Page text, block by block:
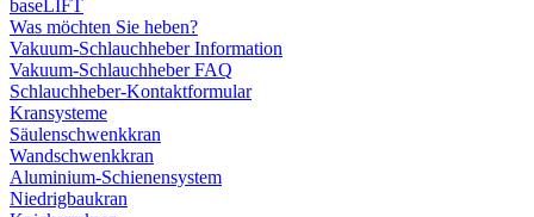
baseLIFT
Was möchten Sie heben?
Vakuum-Schlauchheber Information
Vakuum-Schlauchheber FAQ
Schlauchheber-Kontaktformular
Kransysteme
Säulenschwenkkran
Wandschwenkkran
Aluminium-Schienensystem
Niedrigbaukran